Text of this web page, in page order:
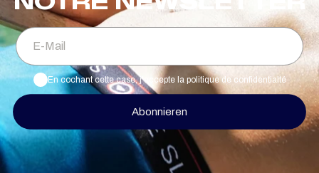
E-Mail
En cochant cette case, j'accepte la politique de confidentialté
Abonnieren